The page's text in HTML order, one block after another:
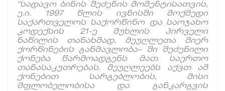
“სადავო ბინის შეძენის მომენტისათვის,
ე.ი. 1997 წლის ივნისში
მოქმედი
საქართველოს
საქორწინო და
საოჯახო
კოდექსის 21-ე მუხლის
პირველი
ნაწილის
თანახმად, მეუღლეთა
მიერ
ქორწინების
განმავლობა– ში
შეძენილი
ქონება
წარმოადგენს მათ
საერთო
თანასაკუთრებას. მეუღლეებს აქვთ
ამ
ქონებით
სარგებლობის, მისი
მფლობელობისა
და
განკარგვის